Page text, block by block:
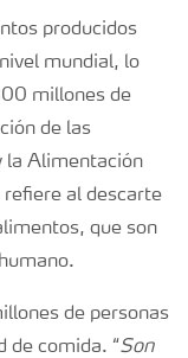
producidos
mundial, lo
millones de
de las
la Alimentación
refiere al descarte
que son
de personas
de comida. “Son